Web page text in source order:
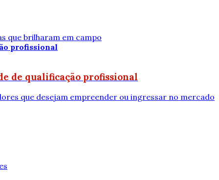
que brilharam em campo
de qualificação profissional
que desejam empreender ou ingressar no mercado